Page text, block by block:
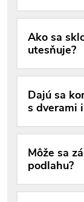
Ako sa
utesňuje?
Dajú sa
s dverami
Môže sa
podlahu?